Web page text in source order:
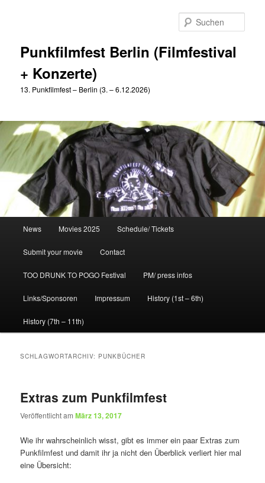
Punkfilmfest Berlin (Filmfestival
+ Konzerte)
13. Punkfilmfest – Berlin (3. – 6.12.2026)
News Movies 2025 Schedule/ Tickets
Submit your movie Contact
TOO DRUNK TO POGO Festival PM/ press infos
Links/Sponsoren Impressum History (1st – 6th)
History (7th – 11th)
SCHLAGWORTARCHIV: PUNKBÜCHER
Extras zum Punkfilmfest
Veröffentlicht amMärz 13, 2017
Wie ihr wahrscheinlich wisst, gibt es immer ein paar Extras zum
Punkfilmfest und damit ihr ja nicht den Überblick verliert hier mal
eine Übersicht: